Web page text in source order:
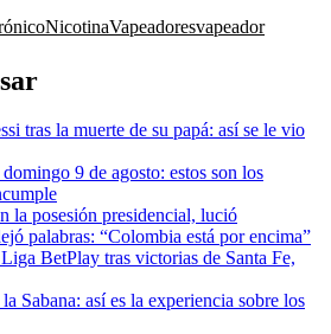
NicotinaVapeadoresvapeador
tras la muerte de su papá: así se le vio
9 de agosto: estos son los
la posesión presidencial, lució
palabras: “Colombia está por encima”
BetPlay tras victorias de Santa Fe,
Sabana: así es la experiencia sobre los